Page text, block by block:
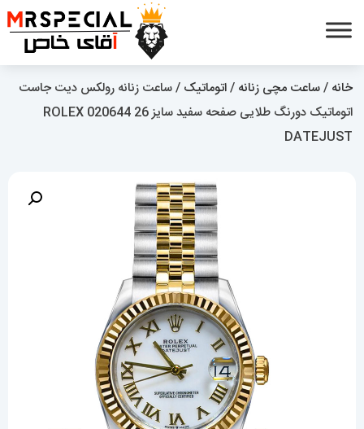
خانه /ساعت مچی زنانه /اتوماتیک / ساعت زنانه رولکس دیت جاست
اتوماتیک دورنگ طلایی صفحه سفید سایز 26 020644 ROLEX
DATEJUST